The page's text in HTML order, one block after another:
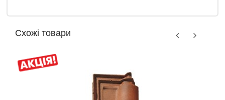
Схожі товари